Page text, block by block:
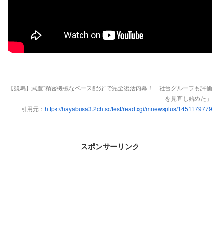
【競馬】武豊“精密機械なペース配分”で完全復活内幕！「社台グループも評価
を見直し始めた」
引用元： https://hayabusa3.2ch.sc/test/read.cgi/mnewsplus/1451179779
スポンサーリンク